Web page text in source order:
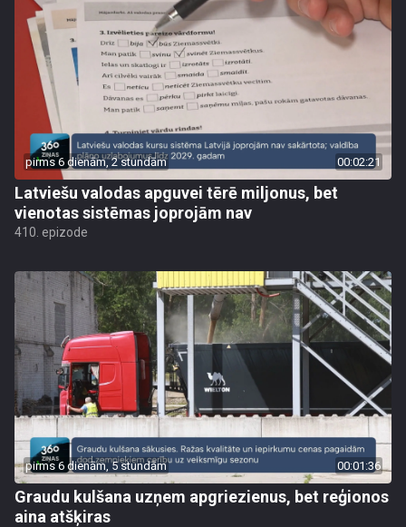
pirms 6 dienām, 2 stundām 00:02:21
Latviešu valodas apguvei tērē miljonus, bet
vienotas sistēmas joprojām nav
410. epizode
pirms 6 dienām, 5 stundām 00:01:36
Graudu kulšana uzņem apgriezienus, bet reģionos
aina atšķiras